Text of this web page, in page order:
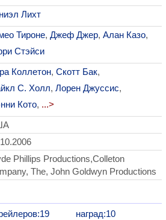
Лихт
Тироне, Джеф Джер, Алан Казо,
Стэйси
Коллетон, Скотт Бак,
С. Холл, Лорен Джуссис,
Кото, ...>
Phillips Productions,Colleton
The, John Goldwyn Productions
наград:10